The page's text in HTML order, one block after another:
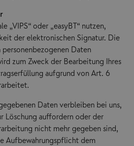
„VIPS“ oder „easyBT“ nutzen,
der elektronischen Signatur. Die
Daten
zum Zweck der Bearbeitung Ihres
aufgrund von Art. 6
Daten verbleiben bei uns,
Löschung auffordern oder der
nicht mehr gegeben sind,
Aufbewahrungspflicht dem